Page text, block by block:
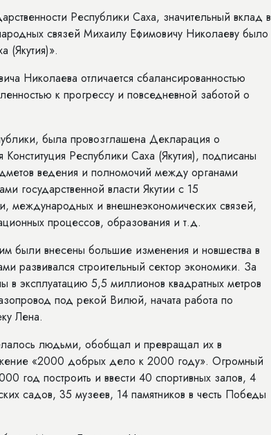
Республики Саха, значительный вклад в
связей Михаилу Ефимовичу Николаеву было
(Якутия)».
Николаева отличается сбалансированностью
к прогрессу и повседневной заботой о
была провозглашена Декларация о
Конституция Республики Саха (Якутия), подписаны
ведения и полномочий между органами
государственной власти Якутии с 15
международных и внешнеэкономических связей,
процессов, образования и т.д.
были внесены большие изменения и новшества в
развивался строительный сектор экономики. За
эксплуатацию 5,5 миллионов квадратных метров
под рекой Вилюй, начата работа по
Лена.
людьми, обобщал и превращал их в
«2000 добрых дело к 2000 году». Огромный
год построить и ввести 40 спортивных залов, 4
садов, 35 музеев, 14 памятников в честь Победы